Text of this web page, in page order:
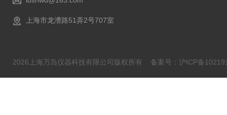
上海市龙漕路51弄2号707室
2026上海万岛仪器科技有限公司版权所有 备案号：沪ICP备